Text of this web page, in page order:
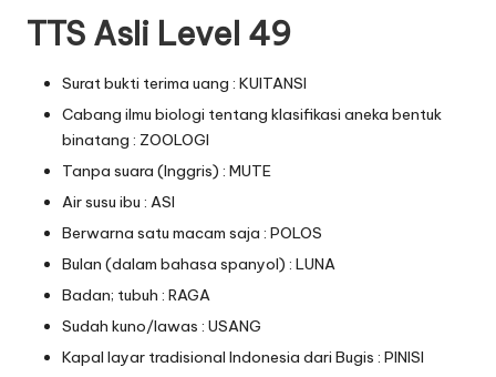
TTS Asli Level 49
Surat bukti terima uang : KUITANSI
Cabang ilmu biologi tentang klasifikasi aneka bentuk
binatang : ZOOLOGI
Tanpa suara (Inggris) : MUTE
Air susu ibu : ASI
Berwarna satu macam saja : POLOS
Bulan (dalam bahasa spanyol) : LUNA
Badan; tubuh : RAGA
Sudah kuno/lawas : USANG
Kapal layar tradisional Indonesia dari Bugis : PINISI